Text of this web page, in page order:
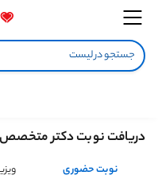
دریافت نوبت دکتر
نوبت حضوری